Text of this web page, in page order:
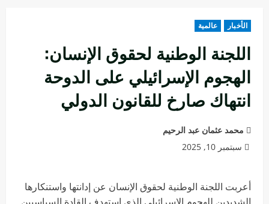
الأخبار عالمية
اللجنة الوطنية لحقوق الإنسان:
الهجوم الإسرائيلي على الدوحة
انتهاك صارخ للقانون الدولي
محمد عثمان عبد الرحيم
سبتمبر 10, 2025
أعربت اللجنة الوطنية لحقوق الإنسان عن إدانتها واستنكارها